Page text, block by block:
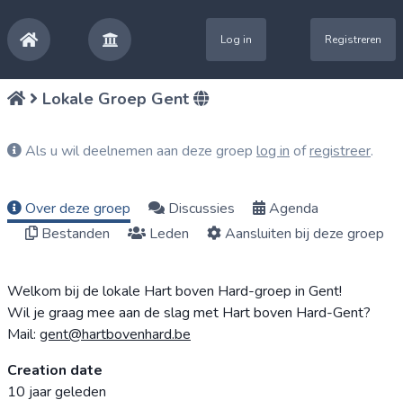
Log in Registreren
Lokale Groep Gent
Als u wil deelnemen aan deze groep log in ofregistreer.
Over deze groep Discussies
Agenda
Bestanden
Leden Aansluiten bij deze groep
Welkom bij de lokale Hart boven Hard-groep in Gent!
Wil je graag mee aan de slag met Hart boven Hard-Gent?
Mail: gent@hartbovenhard.be
Creation date
10 jaar geleden